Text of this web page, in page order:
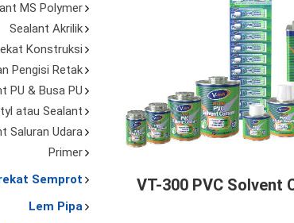
VT-300 PVC Solvent
MS Polymer
Sealant Akrilik
Konstruksi
Pengisi Retak
PU & Busa PU
atau Sealant
Saluran Udara
Primer
Semprot
Lem Pipa